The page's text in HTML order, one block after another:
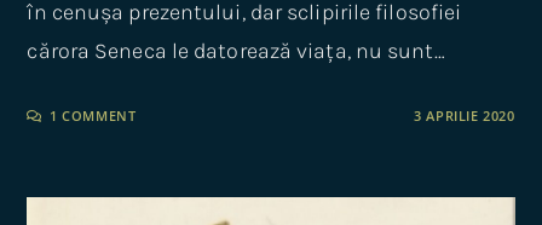
în cenușa prezentului, dar sclipirile filosofiei
cărora Seneca le datorează viața, nu sunt…
1 COMMENT 3 APRILIE 2020